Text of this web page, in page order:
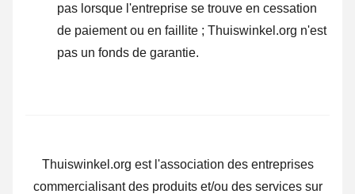
pas lorsque l'entreprise se trouve en cessation
de paiement ou en faillite ; Thuiswinkel.org n'est
pas un fonds de garantie.
Thuiswinkel.org est l'association des entreprises
commercialisant des produits et/ou des services sur